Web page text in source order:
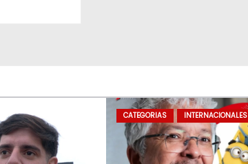
CATEGORIAS INTERNACIONALES